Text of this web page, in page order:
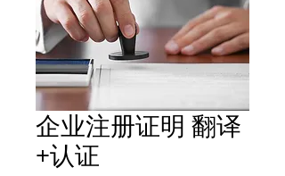
企业注册证明 翻译
+认证